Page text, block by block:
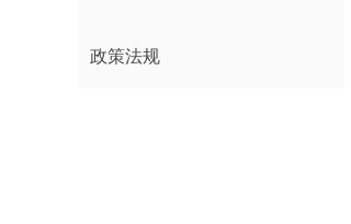
行业动态
政策法规